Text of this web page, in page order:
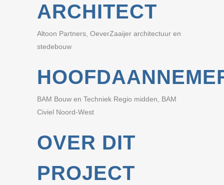
ARCHITECT
Altoon Partners, OeverZaaijer architectuur en
stedebouw
BAM Bouw en Techniek Regio midden, BAM
Civiel Noord-West
OVER DIT
PROJECT